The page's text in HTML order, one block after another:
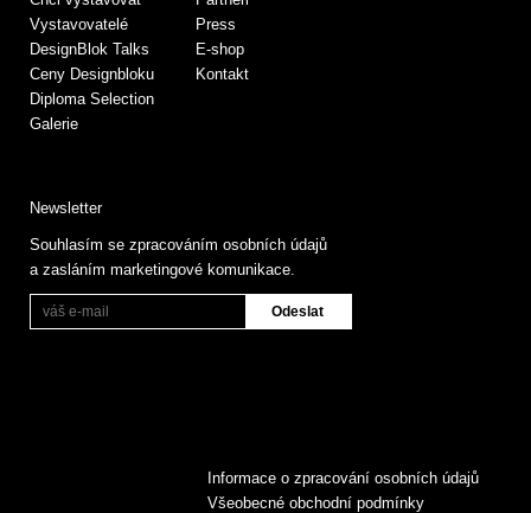
Vystavovatelé
DesignBlok Talks
Ceny Designbloku
Diploma Selection
Galerie
Press
E-shop
Kontakt
Newsletter
Souhlasím se zpracováním osobních údajů
a zasláním marketingové komunikace.
Informace o zpracování osobních údajů
Všeobecné obchodní podmínky